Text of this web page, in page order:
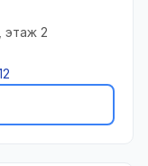
этаж 2